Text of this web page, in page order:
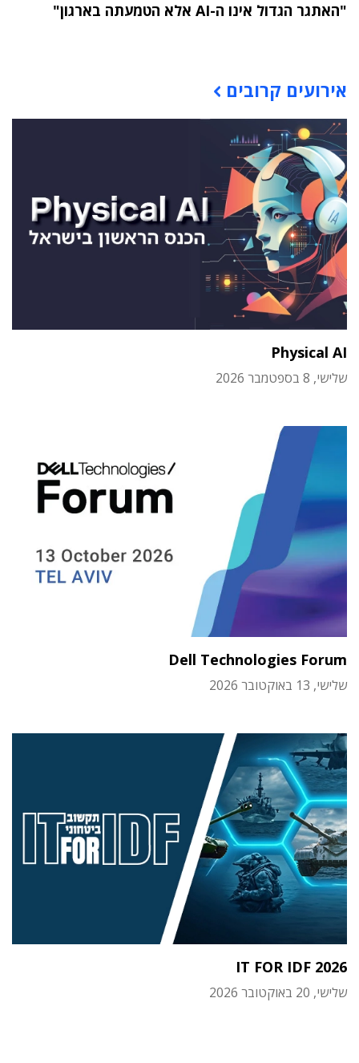
"האתגר הגדול אינו ה-AI אלא הטמעתה בארגון"
אירועים קרובים
Physical AI
שלישי, 8 בספטמבר 2026
Dell Technologies Forum
שלישי, 13 באוקטובר 2026
IT FOR IDF 2026
שלישי, 20 באוקטובר 2026